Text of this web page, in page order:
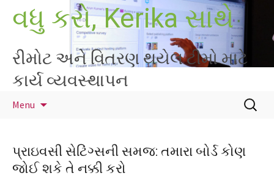
content
વધુ કરો, Kerika સાથે
રીમોટ અને વિતરણ થયેલ ટીમો માટે
કાર્ય વ્યવસ્થાપન
Menu
માટે
શોધો
પ્રાઇવસી સેટિંગ્સની સમજ: તમારા બોર્ડ કોણ
જોઈ શકે તે નક્કી કરો